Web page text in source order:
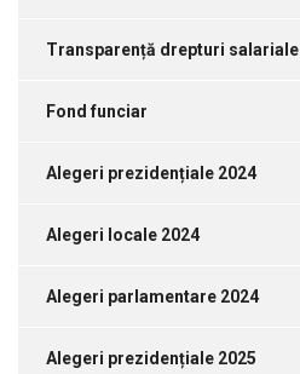
Transparență drepturi salariale
Fond funciar
Alegeri prezidențiale 2024
Alegeri locale 2024
Alegeri parlamentare 2024
Alegeri prezidențiale 2025